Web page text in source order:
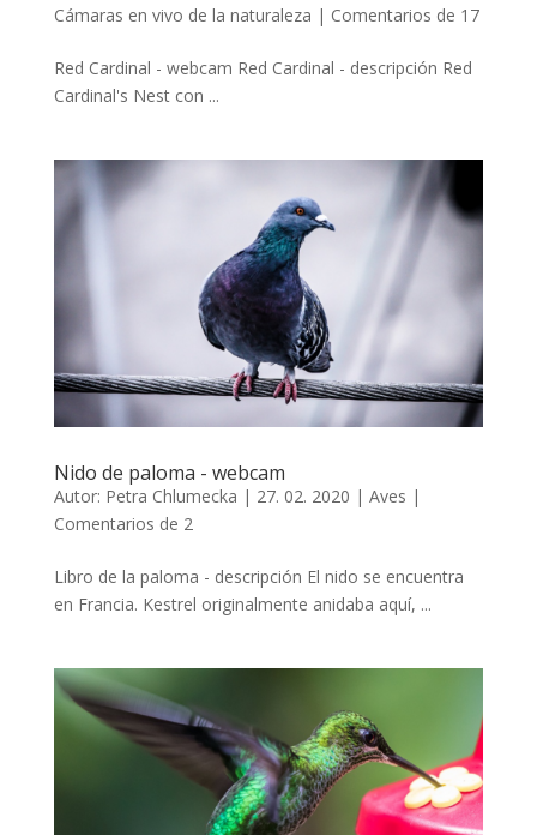
Cámaras en vivo de la naturaleza | Comentarios de 17
Red Cardinal - webcam Red Cardinal - descripción Red
Cardinal's Nest con ...
Nido de paloma - webcam
Autor: Petra Chlumecka | 27. 02. 2020 | Aves |
Comentarios de 2
Libro de la paloma - descripción El nido se encuentra
en Francia. Kestrel originalmente anidaba aquí, ...